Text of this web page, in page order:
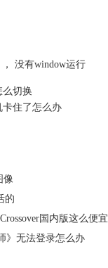
。
， 没有window运行
切换
住了怎么办
像
的
国内版这么便宜
》无法登录怎么办